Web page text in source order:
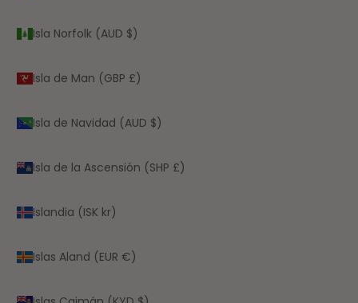
Isla Norfolk (AUD $)
Isla de Man (GBP £)
Isla de Navidad (AUD $)
Isla de la Ascensión (SHP £)
Islandia (ISK kr)
Islas Aland (EUR €)